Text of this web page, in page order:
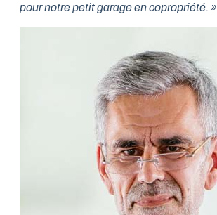
pour notre petit garage en copropriété. »